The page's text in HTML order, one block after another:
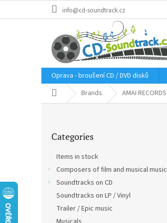
info@cd-soundtrack.cz
Oprava - broušení CD / DVD disků
Home Brands AMAI RECORDS
categories
Categories
Items in stock
Composers of film and musical music
Soundtracks on CD
Soundtracks on LP / Vinyl
Trailer / Epic music